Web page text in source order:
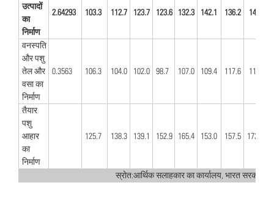
उत्पादों
का
निर्माण
2.64293 103.3 112.7​ 123.7​ 123.6 132.3 142.1 136.2 145.0
वनस्पति
और पशु
तेल और
वसा का
निर्माण
0.3563 106.3 104​.0 102​.0 98.7 107.0 109.4 117.6 119.3
तैयार
पशु
आहार
का
निर्माण
125.7 138.3​ 139.1​ 152.9 165.4 153.0 157.5 173.6
स्रोत:आर्थिक सलाहकार का कार्यालय, भारत सरकार